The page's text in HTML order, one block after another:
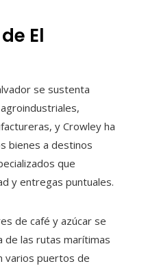
El
se sustenta
y Crowley ha
bienes a destinos
que
y entregas puntuales.
de café y azúcar se
de las rutas marítimas
varios puertos de